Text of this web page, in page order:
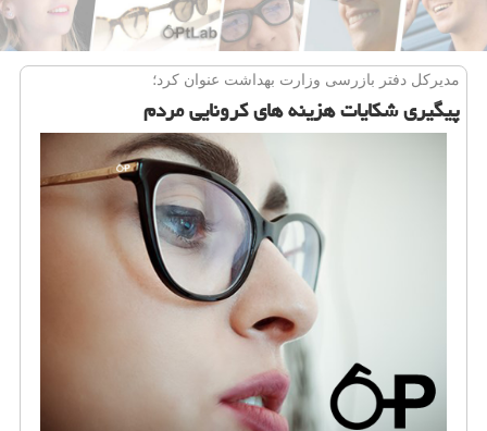
مدیركل دفتر بازرسی وزارت بهداشت عنوان كرد؛
پیگیری شكایات هزینه های كرونایی مردم